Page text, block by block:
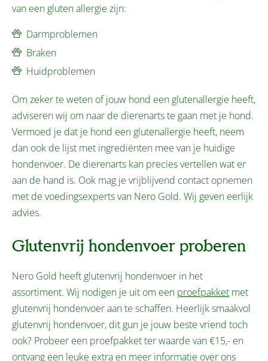
van een gluten allergie zijn:
Darmproblemen
Braken
Huidproblemen
Om zeker te weten of jouw hond een glutenallergie heeft,
adviseren wij om naar de dierenarts te gaan met je hond.
Vermoed je dat je hond een glutenallergie heeft, neem
dan ook de lijst met ingrediënten mee van je huidige
hondenvoer. De dierenarts kan precies vertellen wat er
aan de hand is. Ook mag je vrijblijvend contact opnemen
met de voedingsexperts van Nero Gold. Wij geven eerlijk
advies.
Glutenvrij hondenvoer proberen
Nero Gold heeft glutenvrij hondenvoer in het
assortiment. Wij nodigen je uit om een proefpakket met
glutenvrij hondenvoer aan te schaffen. Heerlijk smaakvol
glutenvrij hondenvoer, dit gun je jouw beste vriend toch
ook? Probeer een proefpakket ter waarde van €15,- en
ontvang een leuke extra en meer informatie over ons